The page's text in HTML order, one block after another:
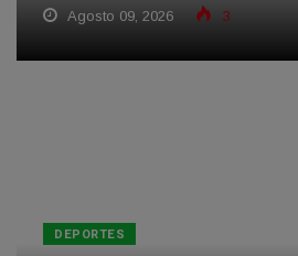
Agosto 09, 2026 3
DEPORTES